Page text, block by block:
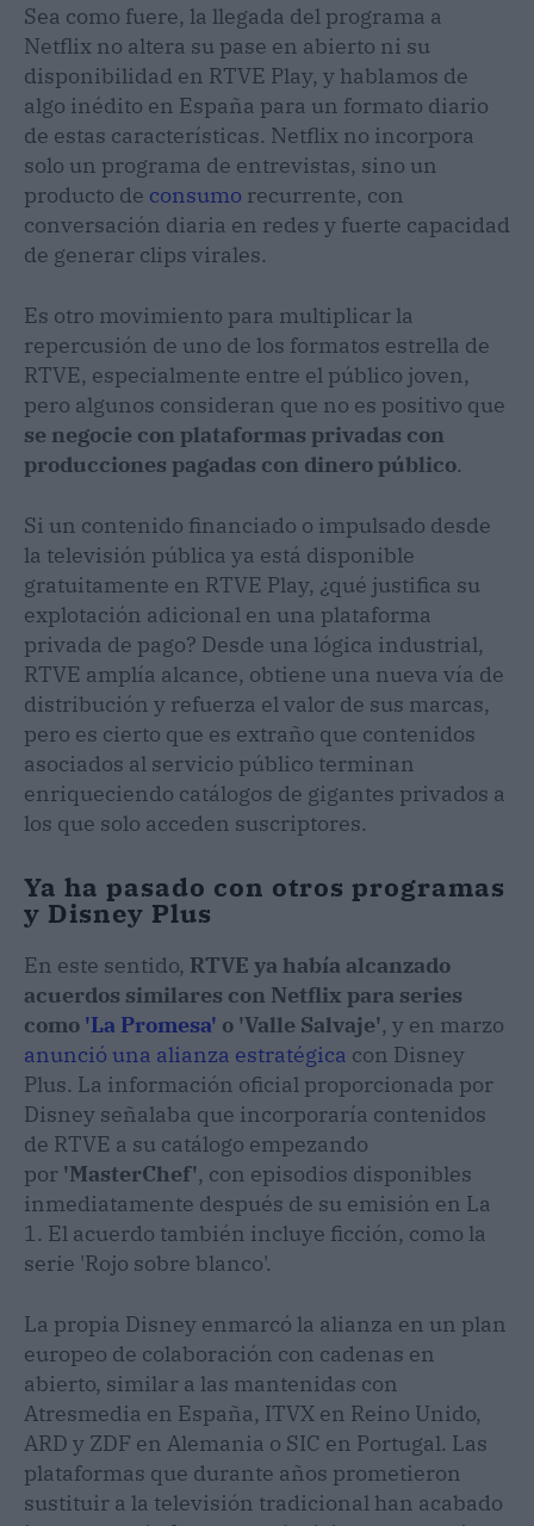
Sea como fuere, la llegada del programa a
Netflix no altera su pase en abierto ni su
disponibilidad en RTVE Play, y hablamos de
algo inédito en España para un formato diario
de estas características. Netflix no incorpora
solo un programa de entrevistas, sino un
producto de consumo recurrente, con
conversación diaria en redes y fuerte capacidad
de generar clips virales.
Es otro movimiento para multiplicar la
repercusión de uno de los formatos estrella de
RTVE, especialmente entre el público joven,
pero algunos consideran que no es positivo que
se negocie con plataformas privadas con
producciones pagadas con dinero público.
Si un contenido financiado o impulsado desde
la televisión pública ya está disponible
gratuitamente en RTVE Play, ¿qué justifica su
explotación adicional en una plataforma
privada de pago? Desde una lógica industrial,
RTVE amplía alcance, obtiene una nueva vía de
distribución y refuerza el valor de sus marcas,
pero es cierto que es extraño que contenidos
asociados al servicio público terminan
enriqueciendo catálogos de gigantes privados a
los que solo acceden suscriptores.
Ya ha pasado con otros programas
y Disney Plus
En este sentido, RTVE ya había alcanzado
acuerdos similares con Netflix para series
como 'La Promesa' o 'Valle Salvaje', y en marzo
anunció una alianza estratégica con Disney
Plus. La información oficial proporcionada por
Disney señalaba que incorporaría contenidos
de RTVE a su catálogo empezando
por 'MasterChef', con episodios disponibles
inmediatamente después de su emisión en La
1. El acuerdo también incluye ficción, como la
serie 'Rojo sobre blanco'.
La propia Disney enmarcó la alianza en un plan
europeo de colaboración con cadenas en
abierto, similar a las mantenidas con
Atresmedia en España, ITVX en Reino Unido,
ARD y ZDF en Alemania o SIC en Portugal. Las
plataformas que durante años prometieron
sustituir a la televisión tradicional han acabado